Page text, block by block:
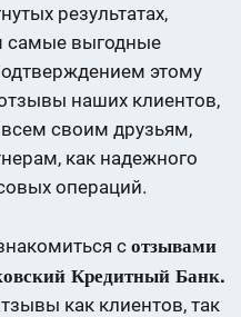
результатах,
самые выгодные
этому
наших клиентов,
своим друзьям,
как надежного
операций.
с отзывами
Кредитный Банк.
как клиентов, так